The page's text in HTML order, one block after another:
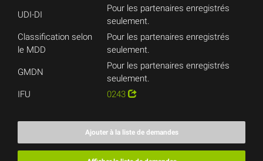
UDI-DI
Pour les partenaires enregistrés
seulement.
Classification selon
le MDD
Pour les partenaires enregistrés
seulement.
GMDN
Pour les partenaires enregistrés
seulement.
IFU
0243
Ajouter à la liste de demandes